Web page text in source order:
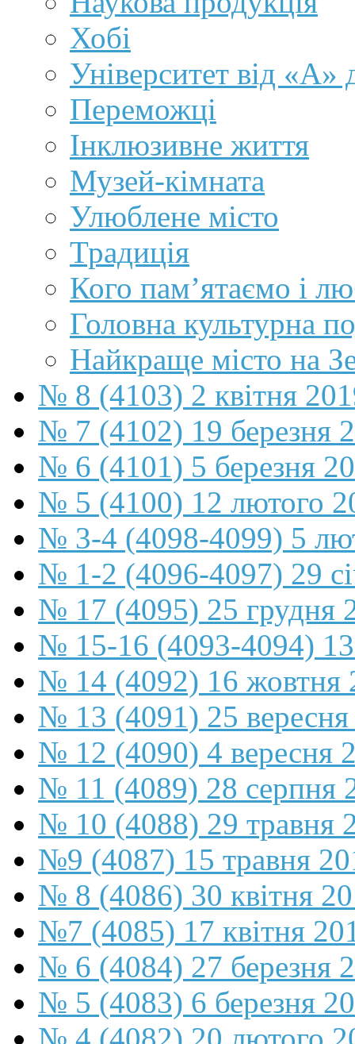
Хобі
Університет від «А»
Переможці
Інклюзивне життя
Музей-кімната
Улюблене місто
Традиція
Кого пам’ятаємо і
Головна культурна
Найкраще місто на
№ 8 (4103) 2 квітня
№ 7 (4102) 19 березня
№ 6 (4101) 5 березня
№ 5 (4100) 12 лютого
№ 3-4 (4098-4099) 5
№ 1-2 (4096-4097) 29
№ 17 (4095) 25 грудня
№ 15-16 (4093-4094) 13
№ 14 (4092) 16 жовтня
№ 13 (4091) 25
№ 12 (4090) 4 вересня
№ 11 (4089) 28 серпня
№ 10 (4088) 29 травня
№9 (4087) 15 травня
№ 8 (4086) 30 квітня
№7 (4085) 17 квітня
№ 6 (4084) 27 березня
№ 5 (4083) 6 березня